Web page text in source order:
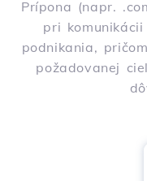
Prípona (napr.
pri
podnikania,
požadovanej